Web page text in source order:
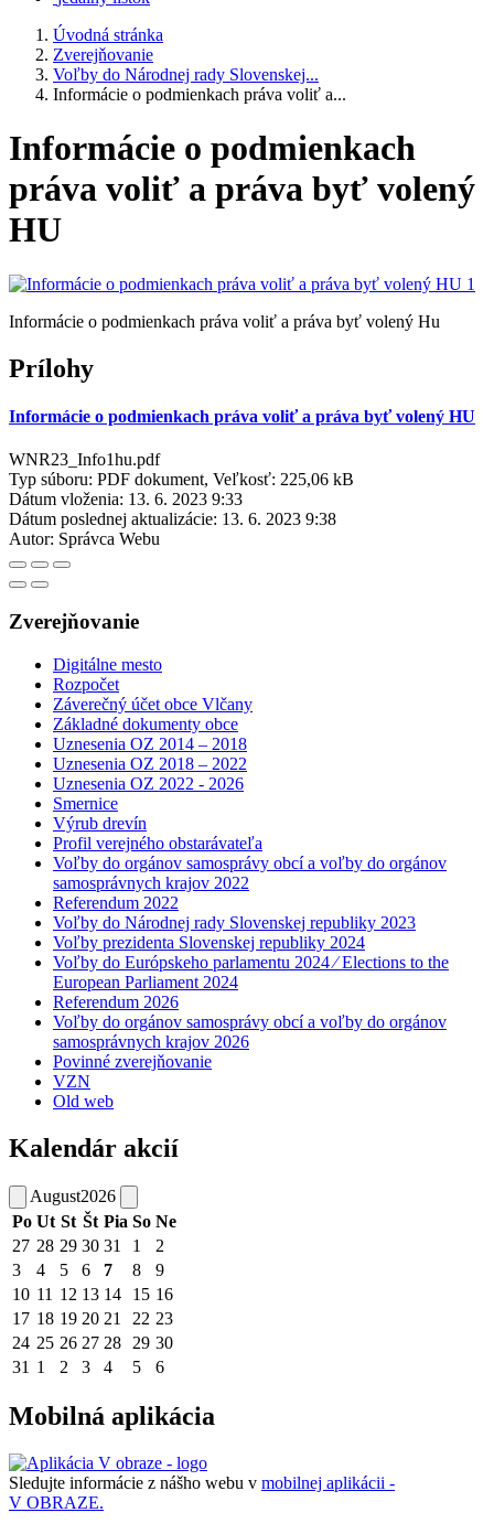
Úvodná stránka
Zverejňovanie
Voľby do Národnej rady Slovenskej...
Informácie o podmienkach práva voliť a...
Informácie o podmienkach
práva voliť a práva byť volený
HU
Informácie o podmienkach práva voliť a práva byť volený Hu
Prílohy
Informácie o podmienkach práva voliť a práva byť volený HU
WNR23_Info1hu.pdf
Typ súboru: PDF dokument, Veľkosť: 225,06 kB
Dátum vloženia: 13. 6. 2023 9:33
Dátum poslednej aktualizácie: 13. 6. 2023 9:38
Autor: Správca Webu
Zverejňovanie
Digitálne mesto
Rozpočet
Záverečný účet obce Vlčany
Základné dokumenty obce
Uznesenia OZ 2014 – 2018
Uznesenia OZ 2018 – 2022
Uznesenia OZ 2022 - 2026
Smernice
Výrub drevín
Profil verejného obstarávateľa
Voľby do orgánov samosprávy obcí a voľby do orgánov
samosprávnych krajov 2022
Referendum 2022
Voľby do Národnej rady Slovenskej republiky 2023
Voľby prezidenta Slovenskej republiky 2024
Voľby do Európskeho parlamentu 2024 ⁄ Elections to the
European Parliament 2024
Referendum 2026
Voľby do orgánov samosprávy obcí a voľby do orgánov
samosprávnych krajov 2026
Povinné zverejňovanie
VZN
Old web
Kalendár akcií
August2026
Po Ut St Št Pia So Ne
27 28 29 30 31 1
2
3
4 5 6 7 8
9
10 11 12 13 14 15 16
17 18 19 20 21 22 23
24 25 26 27 28 29 30
31 1 2 3 4 5 6
Mobilná aplikácia
Sledujte informácie z nášho webu v mobilnej aplikácii -
V OBRAZE.